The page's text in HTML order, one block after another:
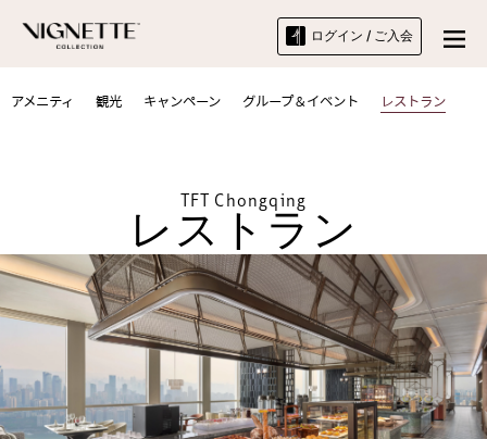
ログイン / ご入会
アメニティ 観光 キャンペーン グループ＆イベント レストラン
TFT Chongqing
レストラン